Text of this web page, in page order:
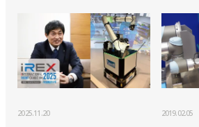
2025.11.20 2019.02.05